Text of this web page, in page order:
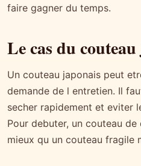
faire gagner du temps.
Le cas du
Un couteau japonais peut
demande de l entretien. Il
secher rapidement et eviter
Pour debuter, un couteau
mieux qu un couteau fragile